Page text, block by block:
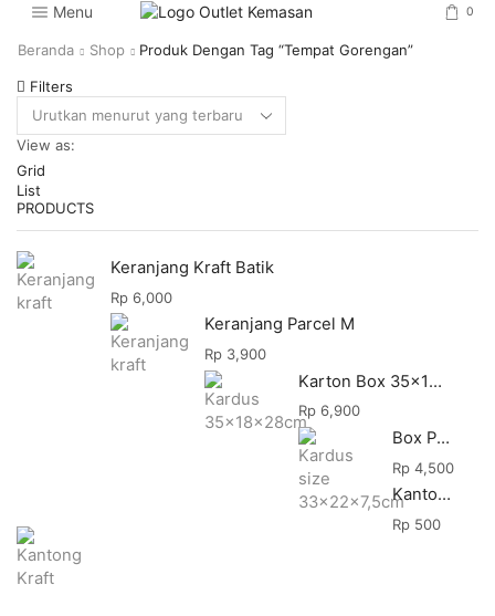
Menu 0
Beranda Shop Produk Dengan Tag “tempat Gorengan”
Filters
View as:
Grid
List
PRODUCTS
Keranjang Kraft Batik
Rp 6,000
Keranjang Parcel M
Rp 3,900
Karton Box 35x18x28
Rp 6,900
Box Packing
Rp 4,500
Kantong Makanan
Rp 500